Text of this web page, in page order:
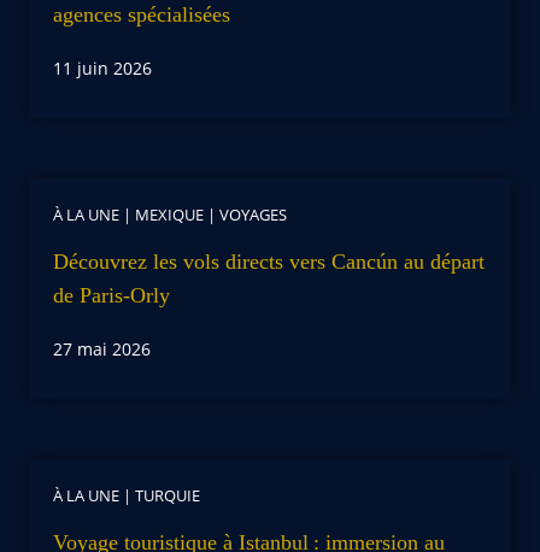
agences spécialisées
11 juin 2026
À LA UNE | MEXIQUE | VOYAGES
Découvrez les vols directs vers Cancún au départ
de Paris-Orly
27 mai 2026
À LA UNE | TURQUIE
Voyage touristique à Istanbul : immersion au